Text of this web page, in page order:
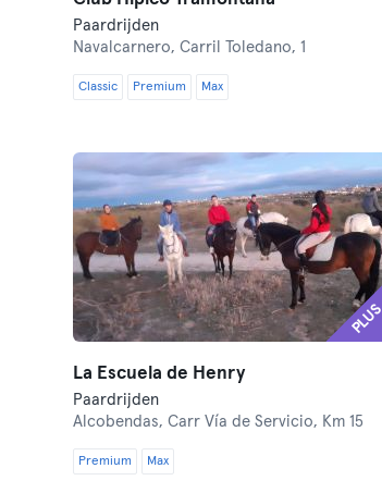
Paardrijden
Navalcarnero,Carril Toledano, 1
Classic Premium Max
PLUS
La Escuela de Henry
Paardrijden
Alcobendas,Carr Vía de Servicio, Km 15
Premium Max